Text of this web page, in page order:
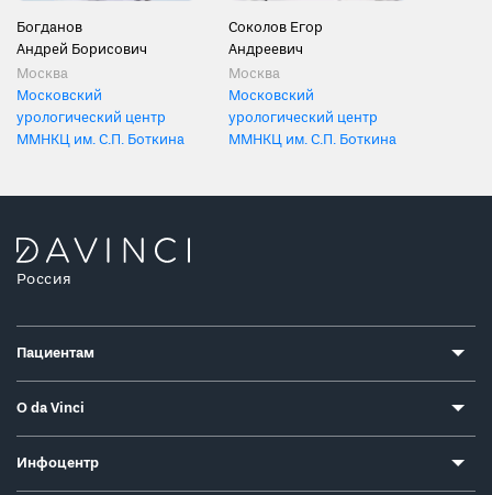
Богданов
Андрей Борисович
Москва
Московский
урологический центр
ММНКЦ им. С.П. Боткина
Соколов Егор
Андреевич
Москва
Московский
урологический центр
ММНКЦ им. С.П. Боткина
Россия
Пациентам
О da Vinci
Инфоцентр